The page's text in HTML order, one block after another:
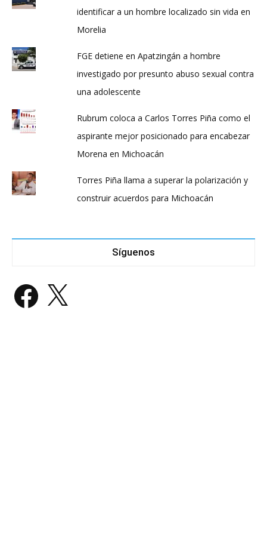
identificar a un hombre localizado sin vida en
Morelia
FGE detiene en Apatzingán a hombre
investigado por presunto abuso sexual contra
una adolescente
Rubrum coloca a Carlos Torres Piña como el
aspirante mejor posicionado para encabezar
Morena en Michoacán
Torres Piña llama a superar la polarización y
construir acuerdos para Michoacán
Síguenos
Facebook